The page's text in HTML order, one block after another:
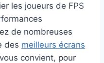
les joueurs de FPS
de nombreuses
des meilleurs écrans
convient, pour